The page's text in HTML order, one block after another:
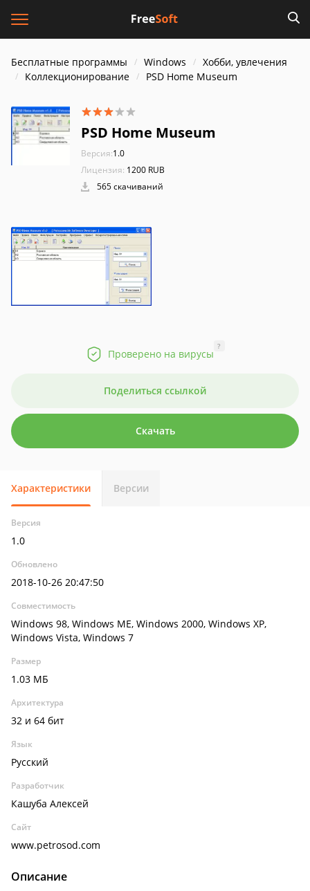
Бесплатные программы Windows
Хобби, увлечения
Коллекционирование
PSD Home Museum
PSD Home Museum
Версия:1.0
Лицензия: 1200 RUB
565 скачиваний
Проверено на вирусы
?
Поделиться ссылкой
Скачать
Характеристики Версии
Версия
1.0
Обновлено
2018-10-26 20:47:50
Совместимость
Windows 98, Windows ME, Windows 2000, Windows XP,
Windows Vista, Windows 7
Размер
1.03 МБ
Архитектура
32 и 64 бит
Язык
Русский
Разработчик
Кашуба Алексей
Сайт
www.petrosod.com
Описание